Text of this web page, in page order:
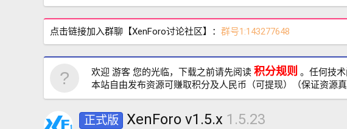
点击链接加入群聊【XenForo讨论社区】： 群号1:143277648
欢迎 游客 您的光临，下载之前请先阅读 积分规则 。任何技
本站自由发布资源可赚取积分及人民币（可提现）（保证资源
正式版 XenForo v1.5.x 1.5.23